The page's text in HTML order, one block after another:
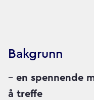
Bakgrunn
– en spennende
å treffe